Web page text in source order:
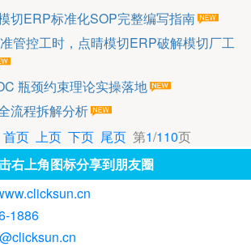
切ERP标准化SOP完整编写指南
管控工时，点晴模切ERP破解模切厂工
瓶颈约束理论实操落地
流程拆解分析
首页 上页 下页 尾页第1/110页
右上角图标分享到朋友圈
1886